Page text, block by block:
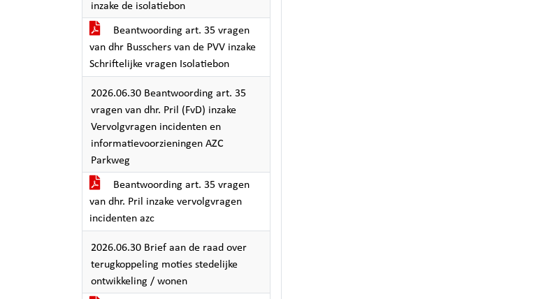
inzake de isolatiebon
Beantwoording art. 35 vragen
van dhr Busschers van de PVV inzake
Schriftelijke vragen Isolatiebon
2026.06.30 Beantwoording art. 35
vragen van dhr. Pril (FvD) inzake
Vervolgvragen incidenten en
informatievoorzieningen AZC
Parkweg
Beantwoording art. 35 vragen
van dhr. Pril inzake vervolgvragen
incidenten azc
2026.06.30 Brief aan de raad over
terugkoppeling moties stedelijke
ontwikkeling / wonen